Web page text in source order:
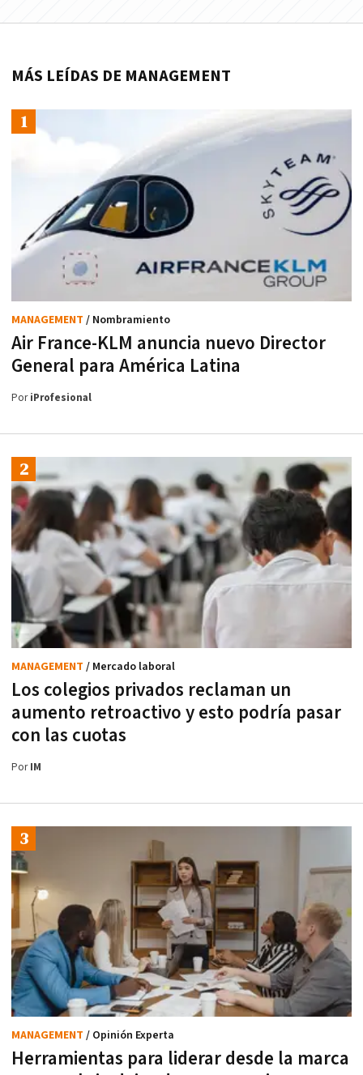
MÁS LEÍDAS DE MANAGEMENT
Air France-KLM anuncia nuevo Director
General para América Latina
MANAGEMENT / Nombramiento
PoriProfesional
Los colegios privados reclaman un
aumento retroactivo y esto podría pasar
con las cuotas
MANAGEMENT / Mercado laboral
PorIM
Herramientas para liderar desde la marca
MANAGEMENT / Opinión Experta